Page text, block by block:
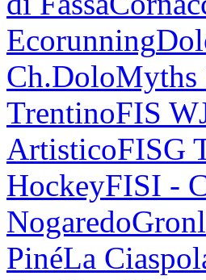
Ecorunning
Ch.DoloMyths
TrentinoFIS
ArtisticoFISG
HockeyFISI -
Nogaredo
PinéLa